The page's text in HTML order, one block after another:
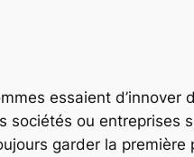
essaient
sociétés ou entreprises
garder la